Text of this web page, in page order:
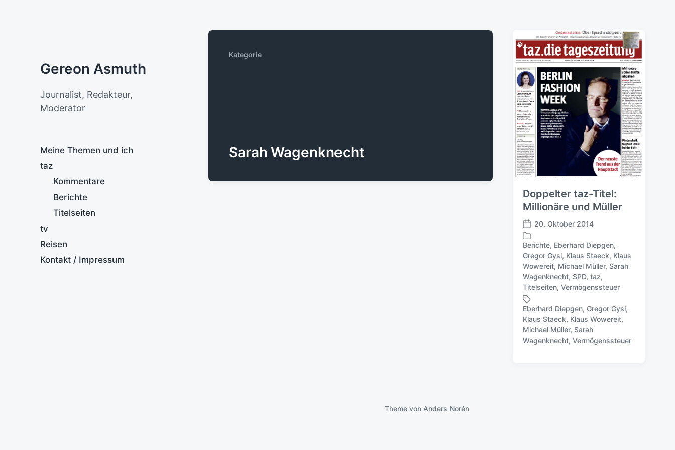
Gereon Asmuth
Journalist, Redakteur,
Moderator
Meine Themen und ich
taz
Kommentare
Berichte
Titelseiten
tv
Reisen
Kontakt / Impressum
Kategorie
Sarah Wagenknecht
Doppelter taz-Titel:
Millionäre und Müller
V
e
r
ö
f
f
e
n
t
l
i
c
20. Oktober 2014
V
e
r
ö
f
f
e
n
Berichte, Eberhard Diepgen,
Gregor Gysi, Klaus Staeck, Klaus
Wowereit, Michael Müller,Sarah
Wagenknecht,SPD,taz,
Titelseiten,Vermögenssteuer
S
c
Eberhard Diepgen, Gregor Gysi,
Klaus Staeck, Klaus Wowereit,
Michael Müller,Sarah
Wagenknecht,Vermögenssteuer
Theme von Anders Norén